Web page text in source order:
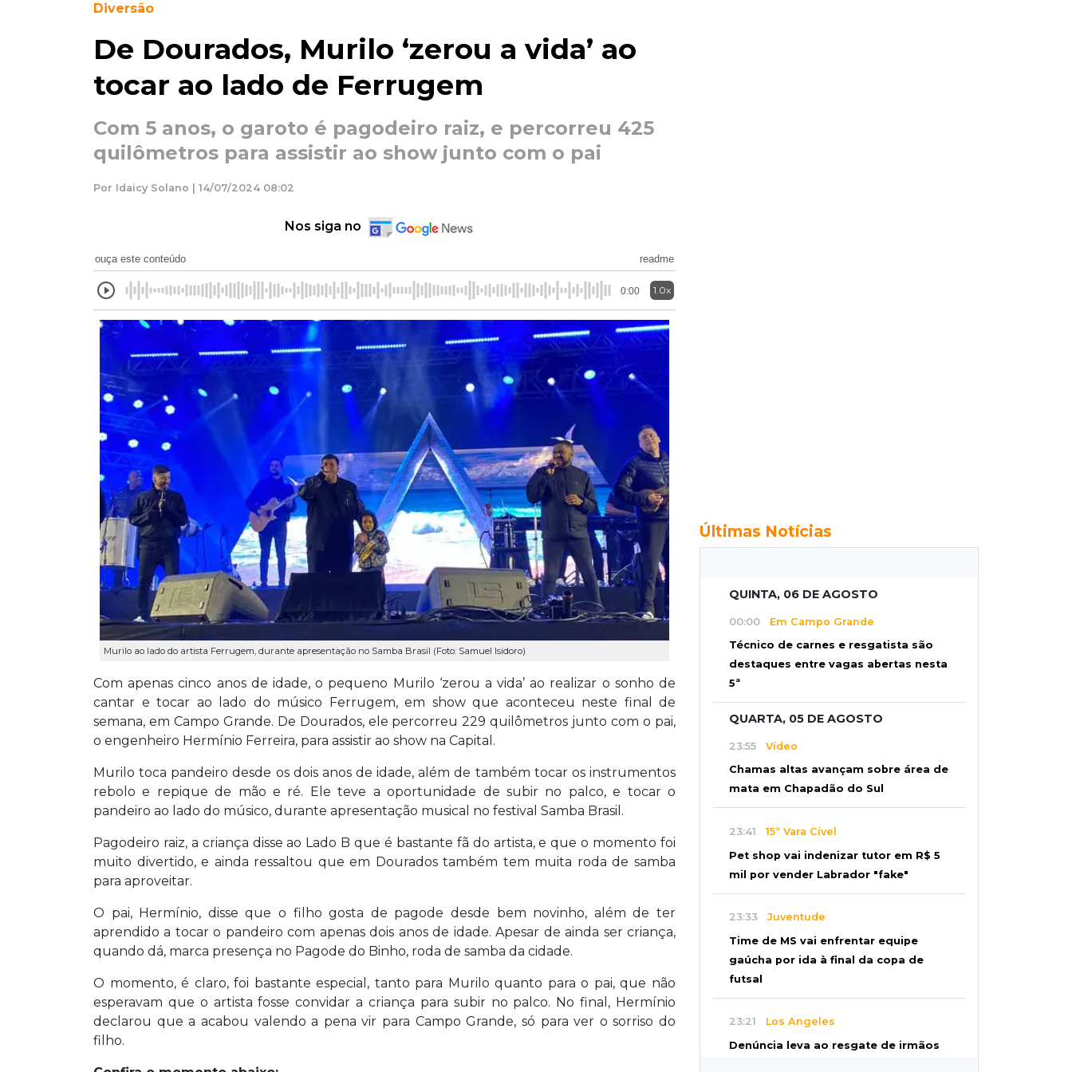
Diversão
De Dourados, Murilo ‘zerou a vida’ ao
tocar ao lado de Ferrugem
Com 5 anos, o garoto é pagodeiro raiz, e percorreu 425
quilômetros para assistir ao show junto com o pai
Por Idaicy Solano | 14/07/2024 08:02
Nos siga no
ouça este conteúdo readme
0:00 1.0x
Murilo ao lado do artista Ferrugem, durante apresentação no Samba Brasil (Foto: Samuel Isidoro)
Com apenas cinco anos de idade, o pequeno Murilo ‘zerou a vida’ ao realizar o sonho de
cantar e tocar ao lado do músico Ferrugem, em show que aconteceu neste final de
semana, em Campo Grande. De Dourados, ele percorreu 229 quilômetros junto com o pai,
o engenheiro Hermínio Ferreira, para assistir ao show na Capital.
Murilo toca pandeiro desde os dois anos de idade, além de também tocar os instrumentos
rebolo e repique de mão e ré. Ele teve a oportunidade de subir no palco, e tocar o
pandeiro ao lado do músico, durante apresentação musical no festival Samba Brasil.
Pagodeiro raiz, a criança disse ao Lado B que é bastante fã do artista, e que o momento foi
muito divertido, e ainda ressaltou que em Dourados também tem muita roda de samba
para aproveitar.
O pai, Hermínio, disse que o filho gosta de pagode desde bem novinho, além de ter
aprendido a tocar o pandeiro com apenas dois anos de idade. Apesar de ainda ser criança,
quando dá, marca presença no Pagode do Binho, roda de samba da cidade.
O momento, é claro, foi bastante especial, tanto para Murilo quanto para o pai, que não
esperavam que o artista fosse convidar a criança para subir no palco. No final, Hermínio
declarou que a acabou valendo a pena vir para Campo Grande, só para ver o sorriso do
filho.
Últimas Notícias
QUINTA, 06 DE AGOSTO
00:00 Em Campo Grande
Técnico de carnes e resgatista são
destaques entre vagas abertas nesta
5ª
QUARTA, 05 DE AGOSTO
23:55 Vídeo
Chamas altas avançam sobre área de
mata em Chapadão do Sul
23:41 15ª Vara Cível
Pet shop vai indenizar tutor em R$ 5
mil por vender Labrador "fake"
23:33 Juventude
Time de MS vai enfrentar equipe
gaúcha por ida à final da copa de
futsal
23:21 Los Angeles
Denúncia leva ao resgate de irmãos